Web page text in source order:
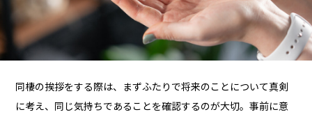
同棲の挨拶をする際は、まずふたりで将来のことについて真剣
に考え、同じ気持ちであることを確認するのが大切。事前に意